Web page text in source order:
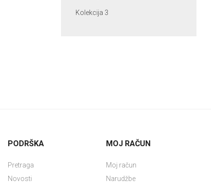
Kolekcija 3
PODRŠKA
Pretraga
Novosti
MOJ RAČUN
Moj račun
Narudžbe